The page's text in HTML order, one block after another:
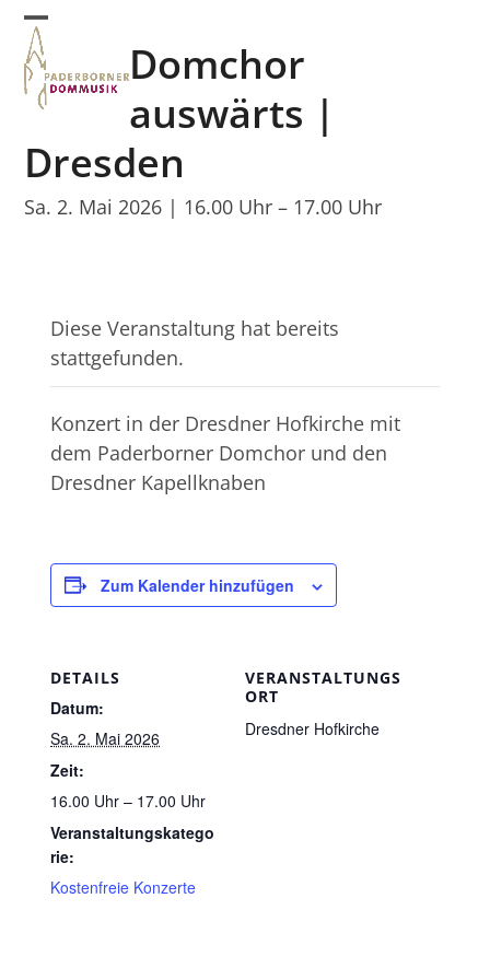
Skip
content
Open
mobile
menu
Close
mobile
menu
Domchor
auswärts |
Dresden
Sa. 2. Mai 2026 | 16.00 Uhr – 17.00 Uhr
Diese Veranstaltung hat bereits
stattgefunden.
Konzert in der Dresdner Hofkirche mit
dem Paderborner Domchor und den
Dresdner Kapellknaben
Zum Kalender hinzufügen
DETAILS
Datum:
Sa. 2. Mai 2026
Zeit:
16.00 Uhr – 17.00 Uhr
Veranstaltungskatego
rie:
Kostenfreie Konzerte
VERANSTALTUNGS
ORT
Dresdner Hofkirche